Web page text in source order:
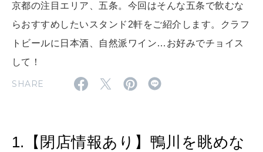
自分を耕す
WORK&MONEY
いい人生って？
MAGAZINE
特集
京都の注目エリア、五条。今回はそんな五条で飲むな
らおすすめしたいスタンド2軒をご紹介します。クラフ
トビールに日本酒、自然派ワイン…お好みでチョイス
して！
SHARE
1.【閉店情報あり】鴨川を眺めな